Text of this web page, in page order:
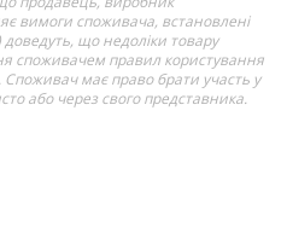
вимоги споживача, встановлені
що недоліки товару
споживачем правил користування
Споживач має право брати участь у
або через свого представника.